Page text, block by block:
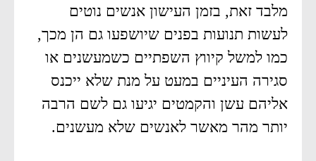
מלבד זאת, בזמן העישון אנשים נוטים
לעשות תנועות בפנים שיושפעו גם הן מכך,
כמו למשל קיווץ השפתיים כשמעשנים או
סגירה העיניים במעט על מנת שלא ייכנס
אליהם עשן והקמטים יגיעו גם לשם הרבה
יותר מהר מאשר לאנשים שלא מעשנים.